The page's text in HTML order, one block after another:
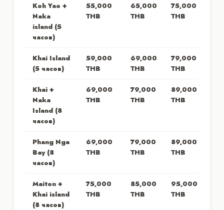
Koh Yao +
Naka
island (5
часов)
55,000
THB
65,000
THB
75,000
THB
Khai Island
(5 часов)
59,000
THB
69,000
THB
79,000
THB
Khai +
Naka
Island (8
часов)
69,000
THB
79,000
THB
89,000
THB
Phang Nga
Bay (8
часов)
69,000
THB
79,000
THB
89,000
THB
Maiton +
Khai island
(8 часов)
75,000
THB
85,000
THB
95,000
THB